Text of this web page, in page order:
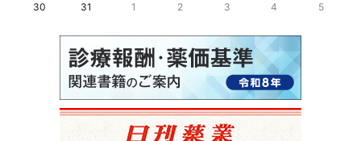
30
31 1 2 3 4 5